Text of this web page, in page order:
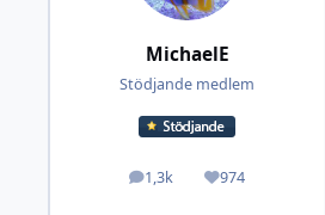
MichaelE
Stödjande medlem
1,3k
Inlägg 974
Omdöme